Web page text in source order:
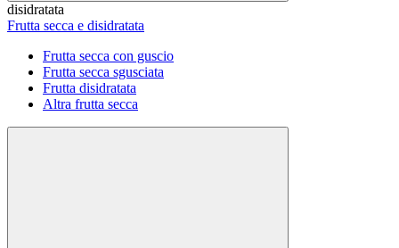
disidratata
Frutta secca e disidratata
Frutta secca con guscio
Frutta secca sgusciata
Frutta disidratata
Altra frutta secca